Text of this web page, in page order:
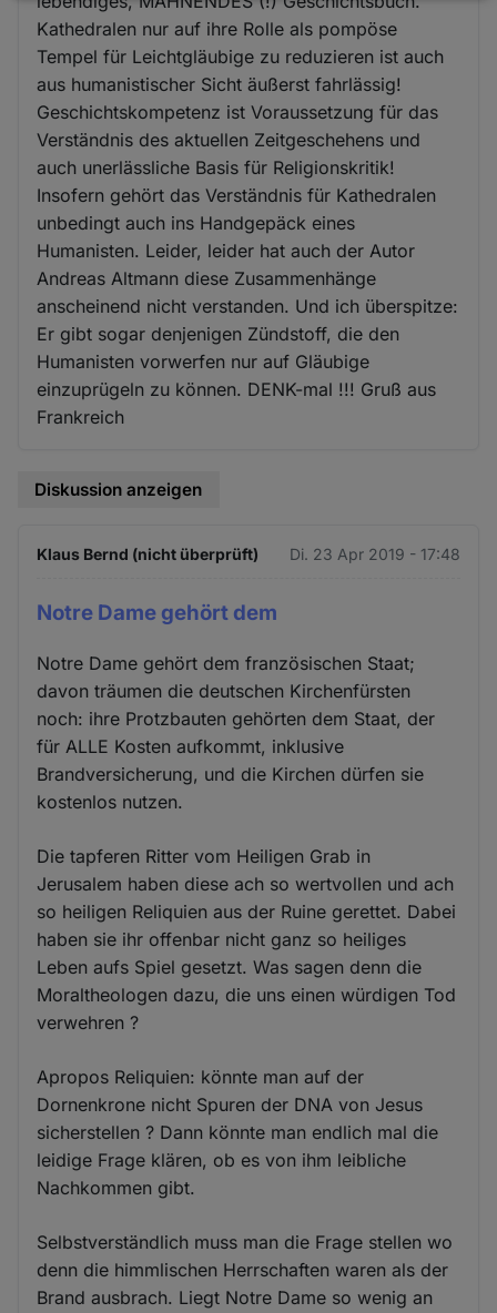
Kathedralen nur auf ihre Rolle als pompöse
Tempel für Leichtgläubige zu reduzieren ist auch
aus humanistischer Sicht äußerst fahrlässig!
Geschichtskompetenz ist Voraussetzung für das
Verständnis des aktuellen Zeitgeschehens und
auch unerlässliche Basis für Religionskritik!
Insofern gehört das Verständnis für Kathedralen
unbedingt auch ins Handgepäck eines
Humanisten. Leider, leider hat auch der Autor
Andreas Altmann diese Zusammenhänge
anscheinend nicht verstanden. Und ich überspitze:
Er gibt sogar denjenigen Zündstoff, die den
Humanisten vorwerfen nur auf Gläubige
einzuprügeln zu können. DENK-mal !!! Gruß aus
Frankreich
Diskussion anzeigen
Klaus Bernd (nicht überprüft) Di. 23 Apr 2019 - 17:48
Notre Dame gehört dem
Notre Dame gehört dem französischen Staat;
davon träumen die deutschen Kirchenfürsten
noch: ihre Protzbauten gehörten dem Staat, der
für ALLE Kosten aufkommt, inklusive
Brandversicherung, und die Kirchen dürfen sie
kostenlos nutzen.
Die tapferen Ritter vom Heiligen Grab in
Jerusalem haben diese ach so wertvollen und ach
so heiligen Reliquien aus der Ruine gerettet. Dabei
haben sie ihr offenbar nicht ganz so heiliges
Leben aufs Spiel gesetzt. Was sagen denn die
Moraltheologen dazu, die uns einen würdigen Tod
verwehren ?
Apropos Reliquien: könnte man auf der
Dornenkrone nicht Spuren der DNA von Jesus
sicherstellen ? Dann könnte man endlich mal die
leidige Frage klären, ob es von ihm leibliche
Nachkommen gibt.
Selbstverständlich muss man die Frage stellen wo
denn die himmlischen Herrschaften waren als der
Brand ausbrach. Liegt Notre Dame so wenig an
und
Cookies